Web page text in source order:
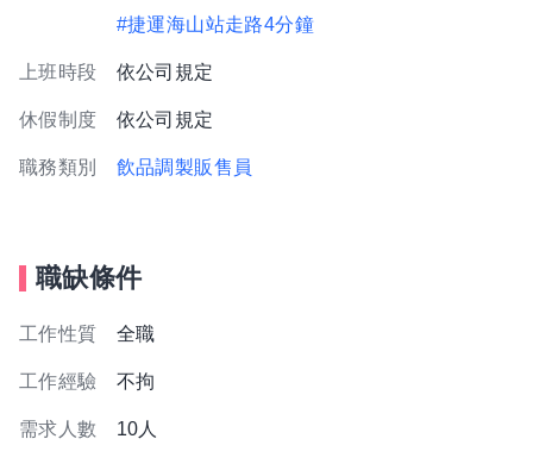
#捷運海山站走路4分鐘
上班時段 依公司規定
休假制度 依公司規定
職務類別 飲品調製販售員
職缺條件
工作性質 全職
工作經驗 不拘
需求人數 10人